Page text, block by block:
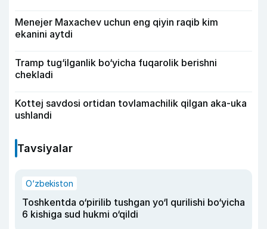
Menejer Maxachev uchun eng qiyin raqib kim
ekanini aytdi
Tramp tug‘ilganlik bo‘yicha fuqarolik berishni
chekladi
Kottej savdosi ortidan tovlamachilik qilgan aka-uka
ushlandi
Tavsiyalar
O‘zbekiston
Toshkentda o‘pirilib tushgan yo‘l qurilishi bo‘yicha
6 kishiga sud hukmi o‘qildi